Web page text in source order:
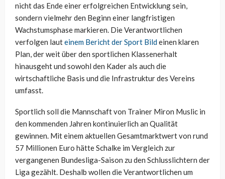
nicht das Ende einer erfolgreichen Entwicklung sein,
sondern vielmehr den Beginn einer langfristigen
Wachstumsphase markieren. Die Verantwortlichen
verfolgen lauteinem Bericht der Sport Bildeinen klaren
Plan, der weit über den sportlichen Klassenerhalt
hinausgeht und sowohl den Kader als auch die
wirtschaftliche Basis und die Infrastruktur des Vereins
umfasst.
Sportlich soll die Mannschaft von Trainer Miron Muslic in
den kommenden Jahren kontinuierlich an Qualität
gewinnen. Mit einem aktuellen Gesamtmarktwert von rund
57 Millionen Euro hätte Schalke im Vergleich zur
vergangenen Bundesliga-Saison zu den Schlusslichtern der
Liga gezählt. Deshalb wollen die Verantwortlichen um